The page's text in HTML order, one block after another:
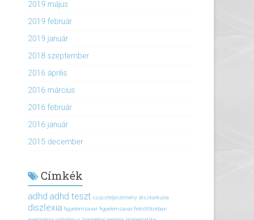
2019 május
2019 február
2019 január
2018 szeptember
2016 április
2016 március
2016 február
2016 január
2015 december
Címkék
adhd adhd teszt csúcsteljesítmény diszkalkulia
diszlexia figyelemzavar figyelemzavar felnőttkorban